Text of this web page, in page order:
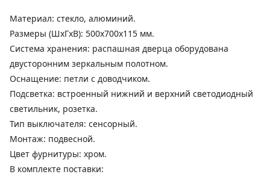
Материал: стекло, алюминий.
Размеры (ШхГхВ): 500х700х115 мм.
Система хранения: распашная дверца оборудована
двусторонним зеркальным полотном.
Оснащение: петли с доводчиком.
Подсветка: встроенный нижний и верхний светодиодный
светильник, розетка.
Тип выключателя: сенсорный.
Монтаж: подвесной.
Цвет фурнитуры: хром.
В комплекте поставки: